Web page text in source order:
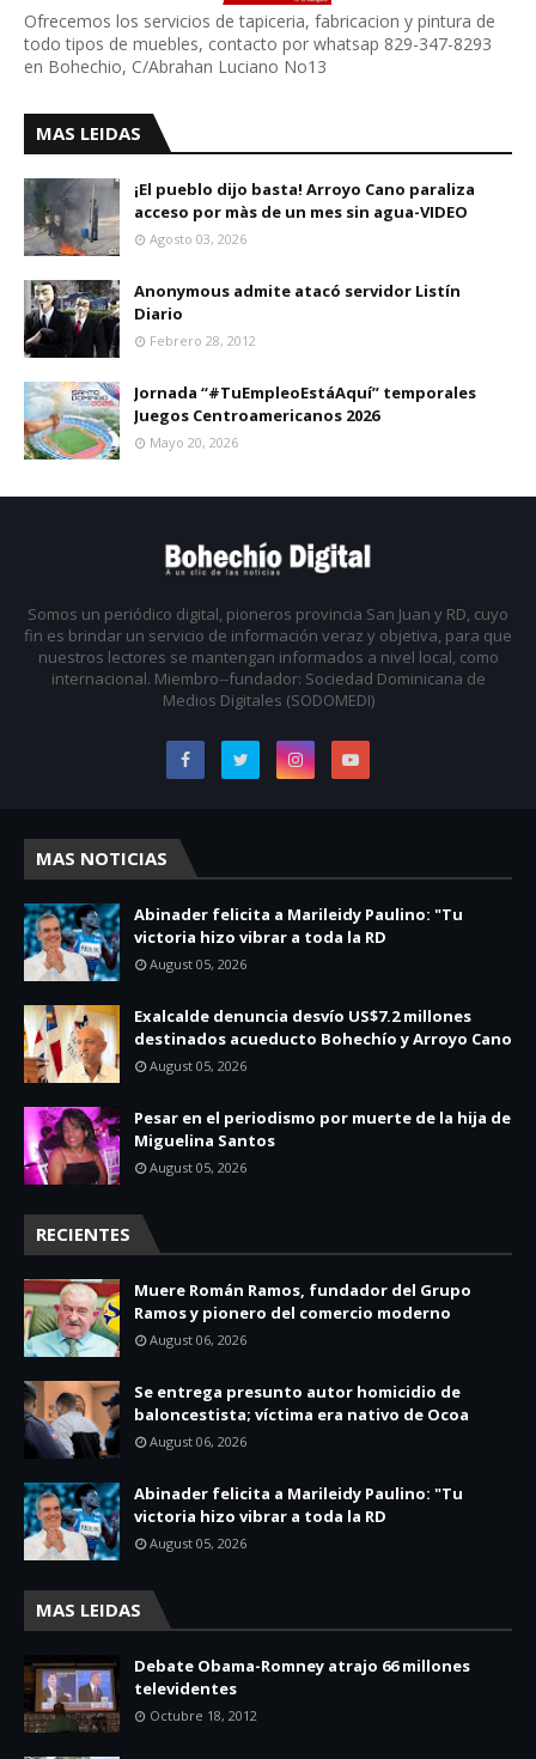
Ofrecemos los servicios de tapiceria, fabricacion y pintura de
todo tipos de muebles, contacto por whatsap 829-347-8293
en Bohechio, C/Abrahan Luciano No13
MAS LEIDAS
¡El pueblo dijo basta! Arroyo Cano paraliza
acceso por màs de un mes sin agua-VIDEO
Agosto 03, 2026
Anonymous admite atacó servidor Listín
Diario
Febrero 28, 2012
Jornada “#TuEmpleoEstáAquí” temporales
Juegos Centroamericanos 2026
Mayo 20, 2026
Somos un periódico digital, pioneros provincia San Juan y RD, cuyo
fin es brindar un servicio de información veraz y objetiva, para que
nuestros lectores se mantengan informados a nivel local, como
internacional. Miembro--fundador: Sociedad Dominicana de
Medios Digitales (SODOMEDI)
MAS NOTICIAS
Abinader felicita a Marileidy Paulino: "Tu
victoria hizo vibrar a toda la RD
August 05, 2026
Exalcalde denuncia desvío US$7.2 millones
destinados acueducto Bohechío y Arroyo Cano
August 05, 2026
Pesar en el periodismo por muerte de la hija de
Miguelina Santos
August 05, 2026
RECIENTES
Muere Román Ramos, fundador del Grupo
Ramos y pionero del comercio moderno
August 06, 2026
Se entrega presunto autor homicidio de
baloncestista; víctima era nativo de Ocoa
August 06, 2026
Abinader felicita a Marileidy Paulino: "Tu
victoria hizo vibrar a toda la RD
August 05, 2026
MAS LEIDAS
Debate Obama-Romney atrajo 66 millones
televidentes
Octubre 18, 2012